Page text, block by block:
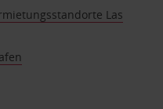
Las